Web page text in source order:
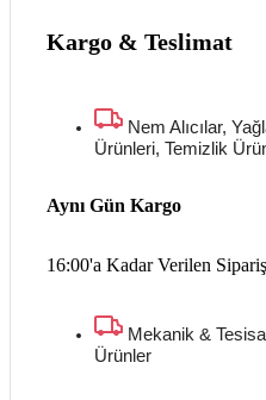
Kargo & Teslimat
Nem Alıcılar,
Ürünleri, Temizlik
16:00'a Kadar Verilen
Aynı Gün Kargo
Mekanik &
Ürünler